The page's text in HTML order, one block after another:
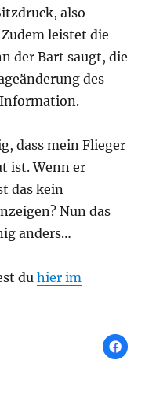
also
leistet die
der Bart saugt, die
des
dass mein Flieger
ist. Wenn er
das kein
Nun das
anders…
duhier im